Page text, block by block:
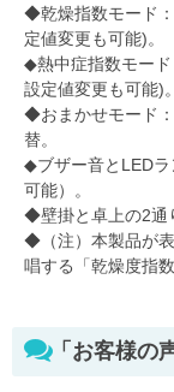
◆乾燥指数モード
定値変更も可能)。
◆熱中症指数モー
設定値変更も可能)。
◆おまかせモード
替。
◆ブザー音とLED
可能）。
◆壁掛と卓上の2通
◆（注）本製品が
唱する「乾燥度指
「お客様の